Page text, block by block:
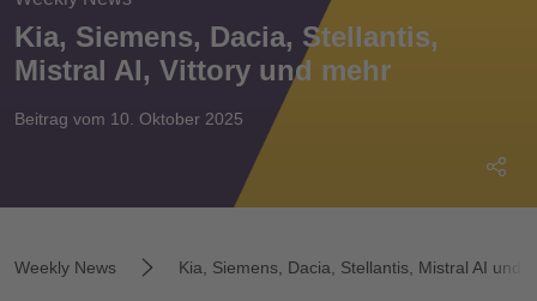
Kia, Siemens, Dacia, Stellantis,
Mistral AI, Vittory und mehr
Beitrag vom 10. Oktober 2025
Weekly News Kia, Siemens, Dacia, Stellantis, Mistral AI und